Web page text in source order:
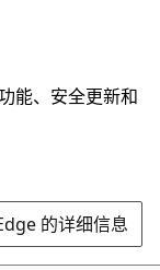
能、安全更新和
的详细信息